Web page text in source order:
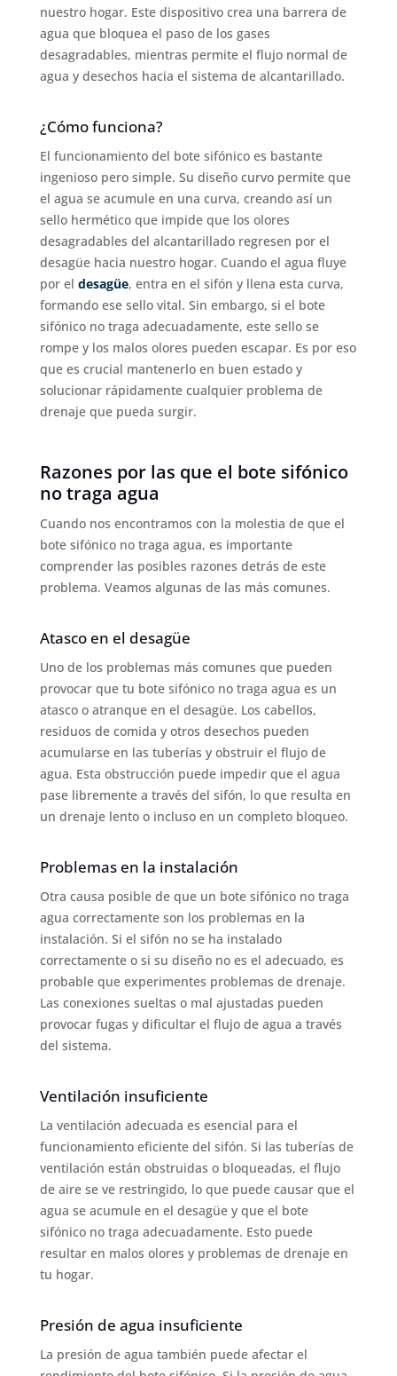
nuestro hogar. Este dispositivo crea una barrera de
agua que bloquea el paso de los gases
desagradables, mientras permite el flujo normal de
agua y desechos hacia el sistema de alcantarillado.
¿Cómo funciona?
El funcionamiento del bote sifónico es bastante
ingenioso pero simple. Su diseño curvo permite que
el agua se acumule en una curva, creando así un
sello hermético que impide que los olores
desagradables del alcantarillado regresen por el
desagüe hacia nuestro hogar. Cuando el agua fluye
por el desagüe, entra en el sifón y llena esta curva,
formando ese sello vital. Sin embargo, si el bote
sifónico no traga adecuadamente, este sello se
rompe y los malos olores pueden escapar. Es por eso
que es crucial mantenerlo en buen estado y
solucionar rápidamente cualquier problema de
drenaje que pueda surgir.
Razones por las que el bote sifónico
no traga agua
Cuando nos encontramos con la molestia de que el
bote sifónico no traga agua, es importante
comprender las posibles razones detrás de este
problema. Veamos algunas de las más comunes.
Atasco en el desagüe
Uno de los problemas más comunes que pueden
provocar que tu bote sifónico no traga agua es un
atasco o atranque en el desagüe. Los cabellos,
residuos de comida y otros desechos pueden
acumularse en las tuberías y obstruir el flujo de
agua. Esta obstrucción puede impedir que el agua
pase libremente a través del sifón, lo que resulta en
un drenaje lento o incluso en un completo bloqueo.
Problemas en la instalación
Otra causa posible de que un bote sifónico no traga
agua correctamente son los problemas en la
instalación. Si el sifón no se ha instalado
correctamente o si su diseño no es el adecuado, es
probable que experimentes problemas de drenaje.
Las conexiones sueltas o mal ajustadas pueden
provocar fugas y dificultar el flujo de agua a través
del sistema.
Ventilación insuficiente
La ventilación adecuada es esencial para el
funcionamiento eficiente del sifón. Si las tuberías de
ventilación están obstruidas o bloqueadas, el flujo
de aire se ve restringido, lo que puede causar que el
agua se acumule en el desagüe y que el bote
sifónico no traga adecuadamente. Esto puede
resultar en malos olores y problemas de drenaje en
tu hogar.
Presión de agua insuficiente
La presión de agua también puede afectar el